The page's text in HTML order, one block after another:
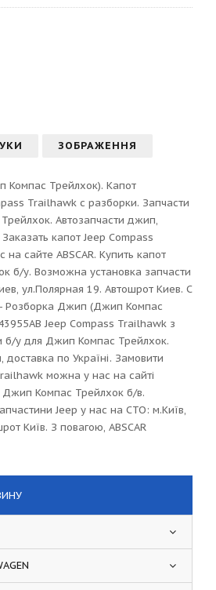
ЗОБРАЖЕННЯ
Трейлхок). Капот
Trailhawk с разборки. Запчасти
Автозапчасти джип,
капот Jeep Compass
сайте ABSCAR. Купить капот
б/у. Возможна установка запчасти
ул.Полярная 19. Автошрот Киев. С
Розборка Джип (Джип Компас
Jeep Compass Trailhawk з
б/у для Джип Компас Трейлхок.
по Україні. Замовити
можна у нас на сайті
Джип Компас Трейлхок б/в.
Jeep у нас на СТО: м.Київ,
Київ. З повагою, ABSCAR